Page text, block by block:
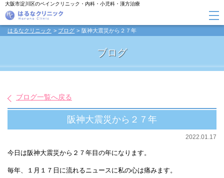
大阪市淀川区のペインクリニック・内科・小児科・漢方治療
はるなクリニック ブログ 阪神大震災から２７年
ブログ
ブログ一覧へ戻る
阪神大震災から２７年
2022.01.17
今日は阪神大震災から２７年目の年になります。
毎年、１月１７日に流れるニュースに私の心は痛みます。